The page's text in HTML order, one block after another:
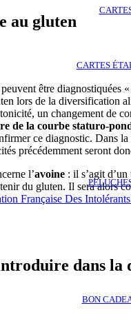
CARTES
BON
au gluten
être diagnostiquées «
lors de la diversification
un changement de
de la courbe staturo-
ce diagnostic. Dans
précédemment seront
l’avoine : il s’agit
du gluten. Il sera alors
Française Des
dans la